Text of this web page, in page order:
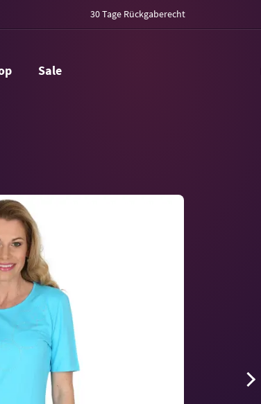
30 Tage Rückgaberecht
Sale